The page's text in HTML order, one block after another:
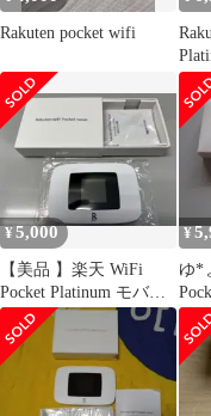
Rakuten pocket wifi
¥5,000
【美品 】楽天 WiFi
Pocket Platinum モバイ
ルルーター
¥
ゆ*